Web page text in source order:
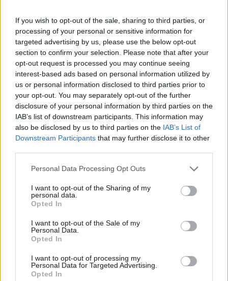
If you wish to opt-out of the sale, sharing to third parties, or
processing of your personal or sensitive information for
targeted advertising by us, please use the below opt-out
section to confirm your selection. Please note that after your
opt-out request is processed you may continue seeing
interest-based ads based on personal information utilized by
us or personal information disclosed to third parties prior to
your opt-out. You may separately opt-out of the further
disclosure of your personal information by third parties on the
IAB’s list of downstream participants. This information may
also be disclosed by us to third parties on the IAB’s List of
Downstream Participants that may further disclose it to other
Personal Data Processing Opt Outs
I want to opt-out of the Sharing of my
personal data.
Opted In
I want to opt-out of the Sale of my
Personal Data.
Opted In
I want to opt-out of processing my
Personal Data for Targeted Advertising.
Opted In